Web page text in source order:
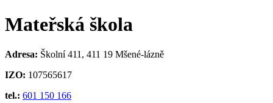
Mateřská škola
Adresa: Školní 411, 411 19 Mšené-lázně
IZO: 107565617
tel.: 601 150 166